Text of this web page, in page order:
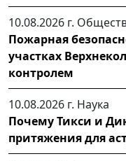
10.08.2026 г.
Пожарная
участках
контролем
10.08.2026 г. Наука
Почему Тикси и
притяжения для